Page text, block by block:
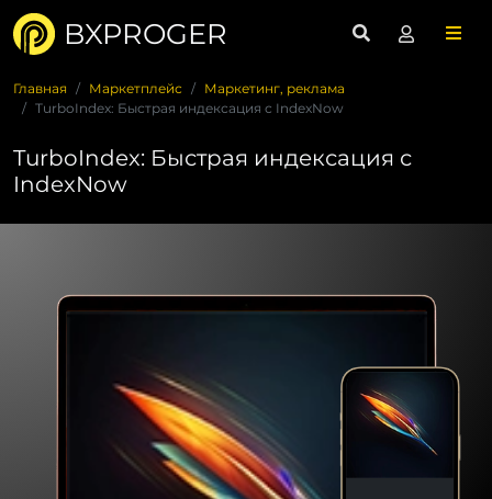
BXPROGER
Главная Маркетплейс
Маркетинг, реклама
TurboIndex: Быстрая индексация с IndexNow
TurboIndex: Быстрая индексация с
IndexNow